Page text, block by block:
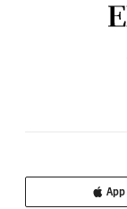
App